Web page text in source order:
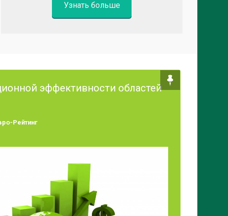
Узнать больше
эффективности областей
Рейтинг